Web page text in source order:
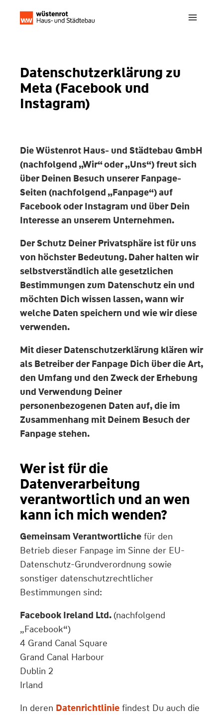
Inhalt
Datenschutzerklärung zu
Meta (Facebook und
Instagram)
Die Wüstenrot Haus- und Städtebau GmbH
(nachfolgend „Wir“ oder „Uns“) freut sich
über Deinen Besuch unserer Fanpage-
Seiten (nachfolgend „Fanpage“) auf
Facebook oder Instagram und über Dein
Interesse an unserem Unternehmen.
Der Schutz Deiner Privatsphäre ist für uns
von höchster Bedeutung. Daher halten wir
selbstverständlich alle gesetzlichen
Bestimmungen zum Datenschutz ein und
möchten Dich wissen lassen, wann wir
welche Daten speichern und wie wir diese
verwenden.
Mit dieser Datenschutzerklärung klären wir
als Betreiber der Fanpage Dich über die Art,
den Umfang und den Zweck der Erhebung
und Verwendung Deiner
personenbezogenen Daten auf, die im
Zusammenhang mit Deinem Besuch der
Fanpage stehen.
Wer ist für die
Datenverarbeitung
verantwortlich und an wen
kann ich mich wenden?
Gemeinsam Verantwortliche für den
Betrieb dieser Fanpage im Sinne der EU-
Datenschutz-Grundverordnung sowie
sonstiger datenschutzrechtlicher
Bestimmungen sind:
Facebook Ireland Ltd. (nachfolgend
„Facebook“)
4 Grand Canal Square
Grand Canal Harbour
Dublin 2
Irland
In deren Datenrichtlinie findest Du auch die